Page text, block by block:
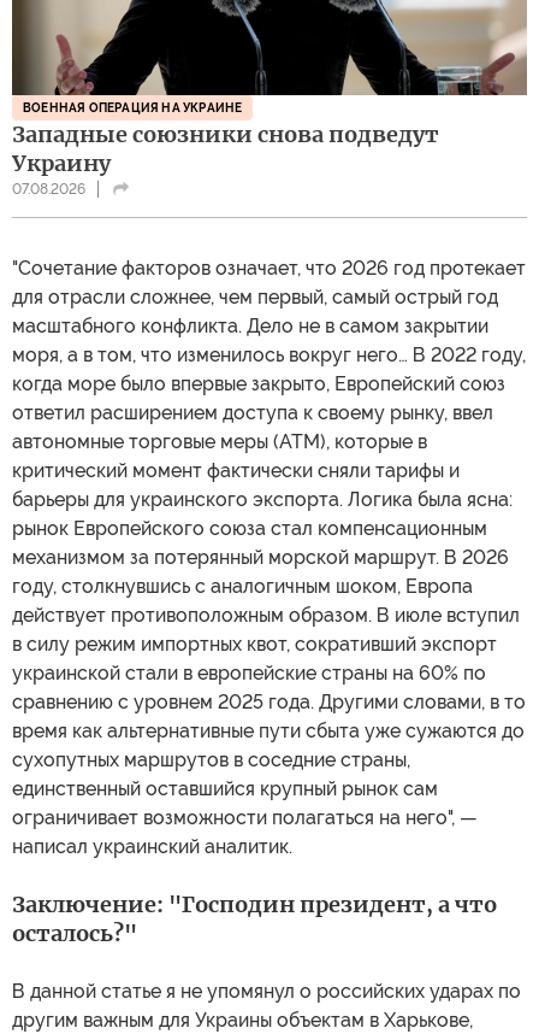
ВОЕННАЯ ОПЕРАЦИЯ НА УКРАИНЕ
Западные союзники снова подведут
Украину
07.08.2026
"Сочетание факторов означает, что 2026 год протекает
для отрасли сложнее, чем первый, самый острый год
масштабного конфликта. Дело не в самом закрытии
моря, а в том, что изменилось вокруг него… В 2022 году,
когда море было впервые закрыто, Европейский союз
ответил расширением доступа к своему рынку, ввел
автономные торговые меры (АТМ), которые в
критический момент фактически сняли тарифы и
барьеры для украинского экспорта. Логика была ясна:
рынок Европейского союза стал компенсационным
механизмом за потерянный морской маршрут. В 2026
году, столкнувшись с аналогичным шоком, Европа
действует противоположным образом. В июле вступил
в силу режим импортных квот, сокративший экспорт
украинской стали в европейские страны на 60% по
сравнению с уровнем 2025 года. Другими словами, в то
время как альтернативные пути сбыта уже сужаются до
сухопутных маршрутов в соседние страны,
единственный оставшийся крупный рынок сам
ограничивает возможности полагаться на него", —
написал украинский аналитик.
Заключение: "Господин президент, а что
осталось?"
В данной статье я не упомянул о российских ударах по
другим важным для Украины объектам в Харькове,